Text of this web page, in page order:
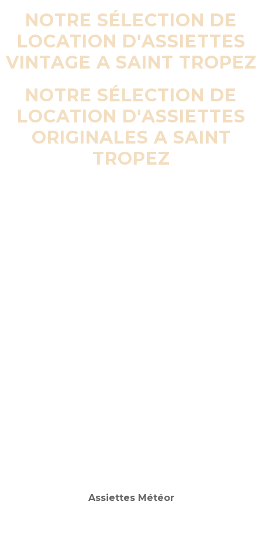
NOTRE SÉLECTION DE
LOCATION D'ASSIETTES
VINTAGE A SAINT TROPEZ
NOTRE SÉLECTION DE
LOCATION D'ASSIETTES
ORIGINALES A SAINT
TROPEZ